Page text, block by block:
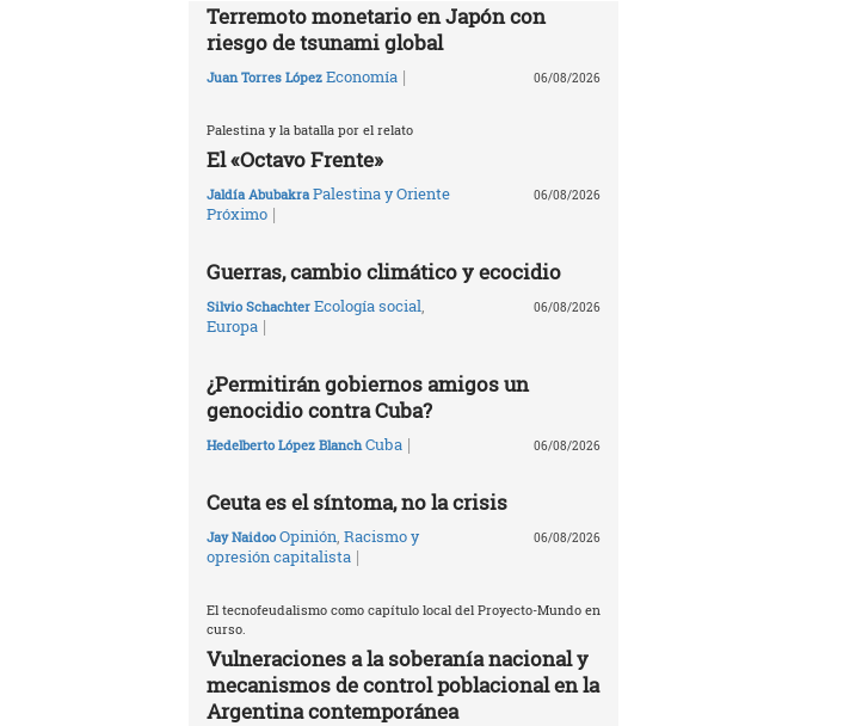
Terremoto monetario en Japón con
riesgo de tsunami global
Juan Torres López Economía| 06/08/2026
Palestina y la batalla por el relato
El «Octavo Frente»
Jaldía Abubakra Palestina y Oriente
Próximo|
06/08/2026
Guerras, cambio climático y ecocidio
Silvio Schachter Ecología social
Europa|
06/08/2026
¿Permitirán gobiernos amigos un
genocidio contra Cuba?
Hedelberto López Blanch Cuba| 06/08/2026
Ceuta es el síntoma, no la crisis
Jay Naidoo Opinión Racismo y
opresión capitalista|
06/08/2026
El tecnofeudalismo como capítulo local del Proyecto-Mundo en
curso.
Vulneraciones a la soberanía nacional y
mecanismos de control poblacional en la
Argentina contemporánea